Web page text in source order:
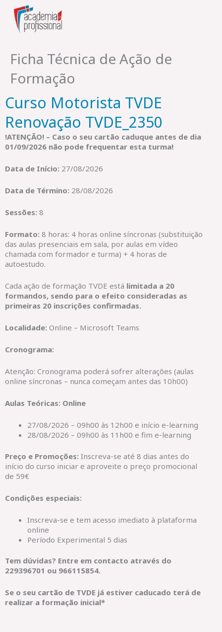
content
Ficha Técnica de Ação de
Formação
Curso Motorista TVDE
Renovação TVDE_2350
!ATENÇÃO! – Caso o seu cartão caduque antes de dia
01/09/2026 não pode frequentar esta turma!
Data de Início: 27/08/2026
Data de Término: 28/08/2026
Sessões: 8
Formato: 8 horas: 4 horas online síncronas (substituição
das aulas presenciais em sala, por aulas em vídeo
chamada com formador e turma) + 4 horas de
autoestudo.
Cada ação de formação TVDE está limitada a 20
formandos, sendo para o efeito consideradas as
primeiras 20 inscrições confirmadas.
Localidade: Online – Microsoft Teams
Cronograma:
Atenção: Cronograma poderá sofrer alterações (aulas
online síncronas – nunca começam antes das 10h00)
Aulas Teóricas: Online
27/08/2026 – 09h00 às 12h00 e início e-learning
28/08/2026 – 09h00 às 11h00 e fim e-learning
Preço e Promoções: Inscreva-se até 8 dias antes do
início do curso iniciar e aproveite o preço promocional
de 59€
Condições especiais:
Inscreva-se e tem acesso imediato à plataforma
online
Período Experimental 5 dias
Tem dúvidas? Entre em contacto através do
229396701 ou 966115854.
Se o seu cartão de TVDE já estiver caducado terá de
realizar a formação inicial*